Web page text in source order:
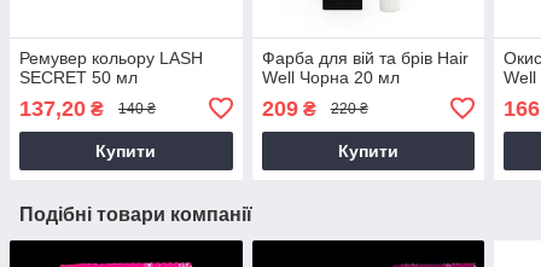
Ремувер кольору LASH
SECRET 50 мл
137,20 ₴ 140 ₴
Купити
Фарба для вій та брів Hair
Well Чорна 20 мл
209₴ 220 ₴
Купити
Подібні товари компанії